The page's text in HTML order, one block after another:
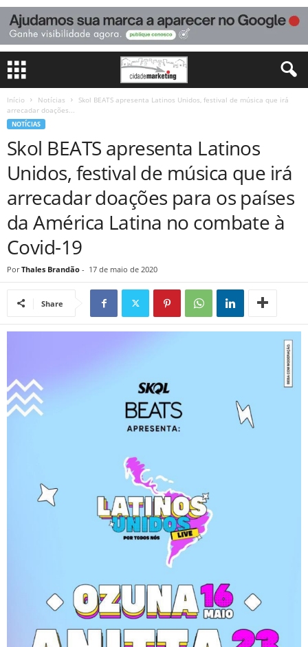
Início Notícias
Skol BEATS apresenta Latinos Unidos, festival de música que irá
arrecadar doações...
NOTÍCIAS
Skol BEATS apresenta Latinos
Unidos, festival de música que irá
arrecadar doações para os países
da América Latina no combate à
Covid-19
Por Thales Brandão - 17 de maio de 2020
Share